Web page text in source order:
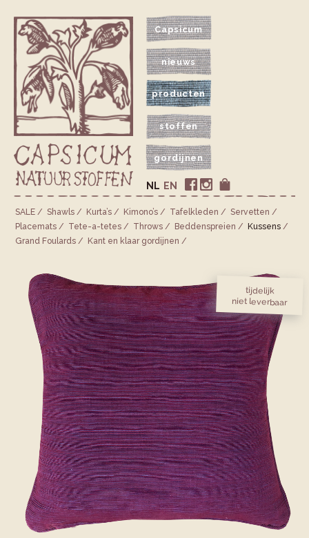
Capsicum
nieuws
producten
stoffen
gordijnen
EN
NL
SALE Shawls Kurta’s Kimono’s Tafelkleden
Servetten
Placemats
Tete-a-tetes Throws Bedden­spreien
Kussens
Grand Foulards
Kant en klaar gordijnen
tijdelijk
niet leverbaar